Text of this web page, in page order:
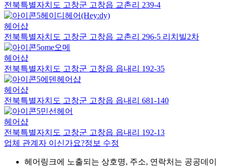
전북특별자치도 고창군 고창읍 교촌리 239-4
헤이디헤어(Hey:dy)
헤어샵
전북특별자치도 고창군 고창읍 교촌리 296-5 리치빌2차
ome오메
헤어샵
전북특별자치도 고창군 고창읍 읍내리 192-35
에덴헤어샵
헤어샵
전북특별자치도 고창군 고창읍 읍내리 681-140
민선헤어
헤어샵
전북특별자치도 고창군 고창읍 읍내리 192-13
업체 관계자 이신가요?정보 수정
헤어링크에 노출되는 상호명, 주소, 연락처는 공공데이